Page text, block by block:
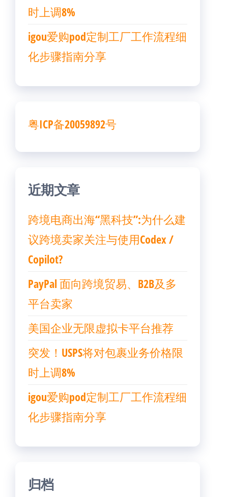
时上调8%
igou爱购pod定制工厂工作流程细
化步骤指南分享
粤ICP备20059892号
近期文章
跨境电商出海“黑科技”:为什么建
议跨境卖家关注与使用Codex /
Copilot?
PayPal 面向跨境贸易、B2B及多
平台卖家
美国企业无限虚拟卡平台推荐
突发！USPS将对包裹业务价格限
时上调8%
igou爱购pod定制工厂工作流程细
化步骤指南分享
归档